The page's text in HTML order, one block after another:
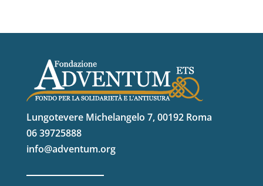
Lungotevere Michelangelo 7, 00192 Roma
06 39725888
info@adventum.org